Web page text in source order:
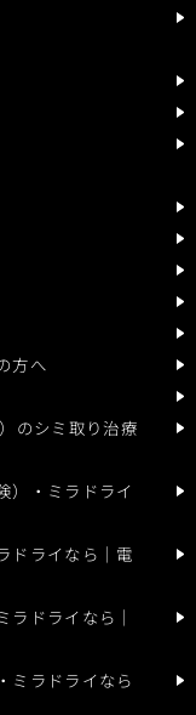
方へ
のシミ取り治療
）・ミラドライ
ドライなら｜電
ドライなら｜
ミラドライなら